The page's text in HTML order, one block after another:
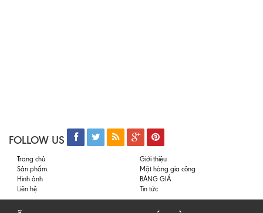
FOLLOW US
Trang chủ
Giới thiệu
Sản phẩm
Mặt hàng gia công
Hình ảnh
BẢNG GIÁ
Liên hệ
Tin tức